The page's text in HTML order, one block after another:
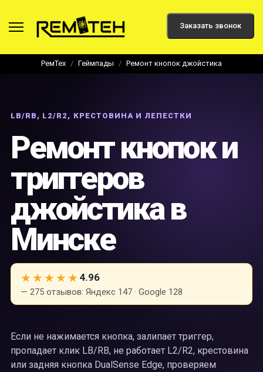
Заказать звонок
РемТех Геймпады Ремонт кнопок джойстика
LB/RB, L2/R2, КРЕСТОВИНА И ЛЕПЕСТКИ
Ремонт кнопок и
триггеров
джойстика в
Минске
★★★★★ 4.96
— 275 отзывов: Яндекс 147 · Google 128
Если не нажимается кнопка, залипает триггер,
пропадает клик LB/RB, не работает L2/R2, крестовина
или задняя кнопка DualSense Edge, проверяем